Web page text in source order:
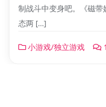
制战斗中变身吧。《磁
态两 […]
小游戏/独立游戏 1